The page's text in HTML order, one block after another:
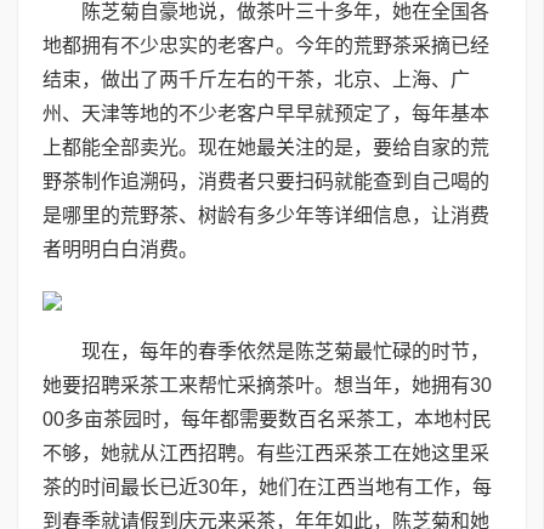
陈芝菊自豪地说，做茶叶三十多年，她在全国各
地都拥有不少忠实的老客户。今年的荒野茶采摘已经
结束，做出了两千斤左右的干茶，北京、上海、广
州、天津等地的不少老客户早早就预定了，每年基本
上都能全部卖光。现在她最关注的是，要给自家的荒
野茶制作追溯码，消费者只要扫码就能查到自己喝的
是哪里的荒野茶、树龄有多少年等详细信息，让消费
者明明白白消费。
现在，每年的春季依然是陈芝菊最忙碌的时节，
她要招聘采茶工来帮忙采摘茶叶。想当年，她拥有30
00多亩茶园时，每年都需要数百名采茶工，本地村民
不够，她就从江西招聘。有些江西采茶工在她这里采
茶的时间最长已近30年，她们在江西当地有工作，每
到春季就请假到庆元来采茶，年年如此，陈芝菊和她